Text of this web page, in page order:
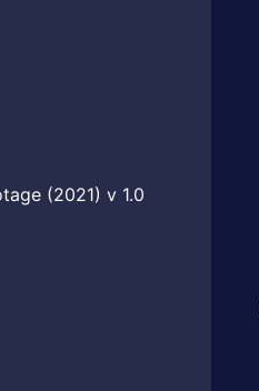
(2021) v 1.0